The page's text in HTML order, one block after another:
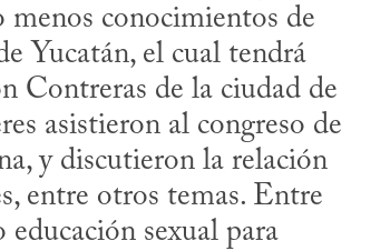
menos conocimientos de
Yucatán, el cual tendrá
Contreras de la ciudad de
asistieron al congreso de
y discutieron la relación
entre otros temas. Entre
educación sexual para